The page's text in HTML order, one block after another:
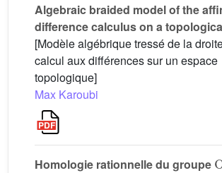
Algebraic braided model of the
difference calculus on a
[Modèle algébrique tressé de la
calcul aux différences sur un espace
topologique]
Max Karoubi
Homologie rationnelle du groupe